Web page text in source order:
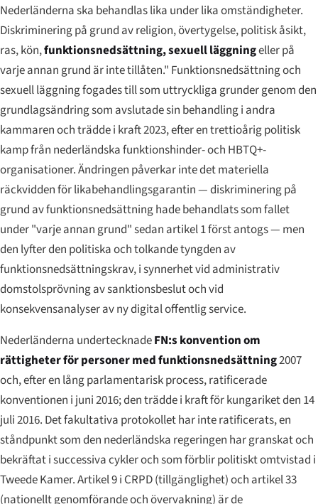
Nederländerna ska behandlas lika under lika omständigheter.
Diskriminering på grund av religion, övertygelse, politisk åsikt,
ras, kön,funktionsnedsättning, sexuell läggningeller på
varje annan grund är inte tillåten." Funktionsnedsättning och
sexuell läggning fogades till som uttryckliga grunder genom den
grundlagsändring som avslutade sin behandling i andra
kammaren och trädde i kraft 2023, efter en trettioårig politisk
kamp från nederländska funktionshinder- och HBTQ+-
organisationer. Ändringen påverkar inte det materiella
räckvidden för likabehandlingsgarantin — diskriminering på
grund av funktionsnedsättning hade behandlats som fallet
under "varje annan grund" sedan artikel 1 först antogs — men
den lyfter den politiska och tolkande tyngden av
funktionsnedsättningskrav, i synnerhet vid administrativ
domstolsprövning av sanktionsbeslut och vid
konsekvensanalyser av ny digital offentlig service.
Nederländerna undertecknadeFN:s konvention om
rättigheter för personer med funktionsnedsättning2007
och, efter en lång parlamentarisk process, ratificerade
konventionen i juni 2016; den trädde i kraft för kungariket den 14
juli 2016. Det fakultativa protokollet har inte ratificerats, en
ståndpunkt som den nederländska regeringen har granskat och
bekräftat i successiva cykler och som förblir politiskt omtvistad i
Tweede Kamer. Artikel 9 i CRPD (tillgänglighet) och artikel 33
(nationellt genomförande och övervakning) är de